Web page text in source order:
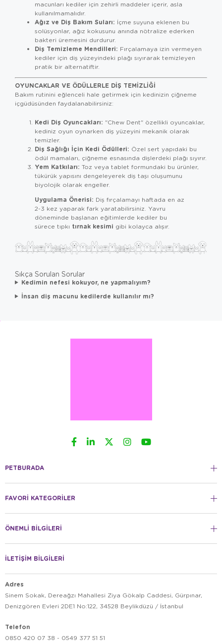
macunları kediler için zehirli maddeler içerir, asla
kullanılmamalıdır.
Ağız ve Diş Bakım Suları: İçme suyuna eklenen bu
solüsyonlar, ağız kokusunu anında nötralize ederken
bakteri üremesini durdurur.
Diş Temizleme Mendilleri: Fırçalamaya izin vermeyen
kediler için diş yüzeyindeki plağı sıyırarak temizleyen
pratik bir alternatiftir.
OYUNCAKLAR VE ÖDÜLLERLE DIŞ TEMIZLIĞI
Bakım rutinini eğlenceli hale getirmek için kedinizin çiğneme
içgüdüsünden faydalanabilirsiniz:
Kedi Diş Oyuncakları: "Chew Dent" özellikli oyuncaklar,
kediniz oyun oynarken diş yüzeyini mekanik olarak
temizler.
Diş Sağlığı İçin Kedi Ödülleri: Özel sert yapıdaki bu
ödül mamaları, çiğneme esnasında dişlerdeki plağı sıyırır.
Yem Katkıları: Toz veya tablet formundaki bu ürünler,
tükürük yapısını dengeleyerek diş taşı oluşumunu
biyolojik olarak engeller.
Uygulama Önerisi: Diş fırçalamayı haftada en az
2-3 kez yaparak fark yaratabilirsiniz. Yavru
döneminde başlanan eğitimlerde kediler bu
sürece tıpkı tırnak kesimi gibi kolayca alışır.
Sıkça Sorulan Sorular
Kedimin nefesi kokuyor, ne yapmalıyım?
İnsan diş macunu kedilerde kullanılır mı?
PETBURADA
FAVORİ KATEGORİLER
ÖNEMLİ BİLGİLERİ
İLETİŞİM BİLGİLERİ
Adres
Sinem Sokak, Dereağzı Mahallesi Ziya Gökalp Caddesi, Gürpınar,
Denizgören Evleri 2DE1 No:122, 34528 Beylikdüzü / İstanbul
Telefon
0850 420 07 38 - 0549 377 51 51